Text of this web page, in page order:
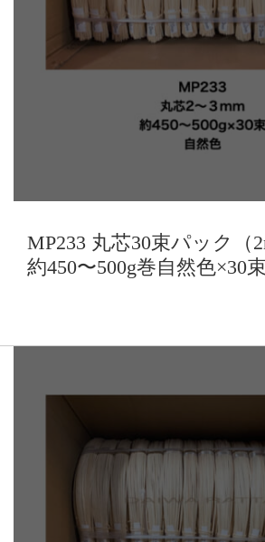
MP233 丸芯30束パック（
約450〜500g巻自然色×30束